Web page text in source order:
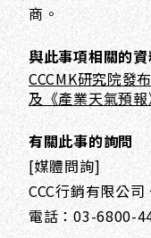
商。
與此事項相關的
CCCMK研究院發
及《產業天氣預
有關此事的詢問
[媒體問詢]
CCC行銷有限公
電話：03-6800-